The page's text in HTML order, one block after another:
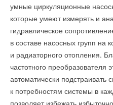
умные циркуляционные
которые умеют измерять и
гидравлическое
в составе насосных групп на
и радиаторного отопления.
частотного преобразователя
автоматически подстраивать
к потребностям системы в